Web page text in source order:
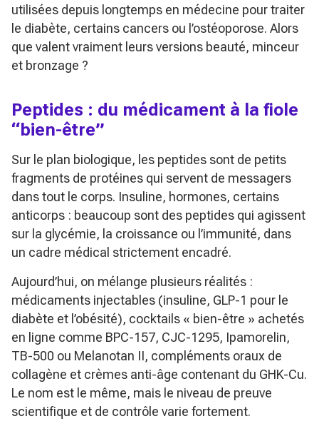
utilisées depuis longtemps en médecine pour traiter
le diabète, certains cancers ou l’ostéoporose. Alors
que valent vraiment leurs versions beauté, minceur
et bronzage ?
Peptides : du médicament à la fiole
“bien-être”
Sur le plan biologique, les peptides sont de petits
fragments de protéines qui servent de messagers
dans tout le corps. Insuline, hormones, certains
anticorps : beaucoup sont des peptides qui agissent
sur la glycémie, la croissance ou l’immunité, dans
un cadre médical strictement encadré.
Aujourd’hui, on mélange plusieurs réalités :
médicaments injectables (insuline, GLP-1 pour le
diabète et l’obésité), cocktails « bien-être » achetés
en ligne comme BPC-157, CJC-1295, Ipamorelin,
TB-500 ou Melanotan II, compléments oraux de
collagène et crèmes anti-âge contenant du GHK-Cu.
Le nom est le même, mais le niveau de preuve
scientifique et de contrôle varie fortement.